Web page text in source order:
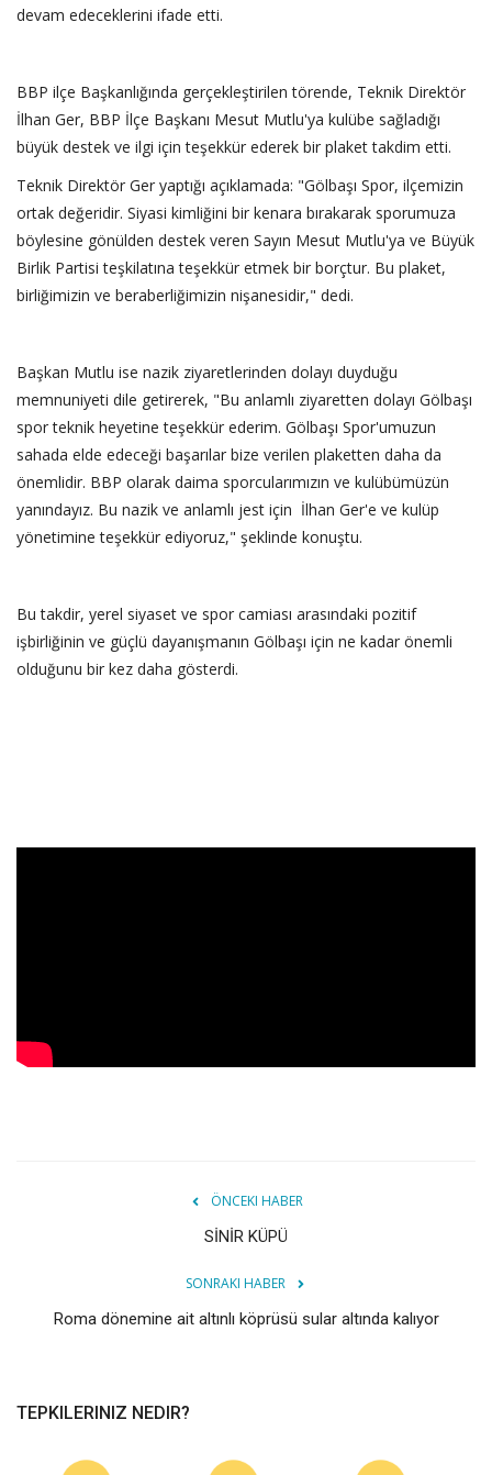
devam edeceklerini ifade etti.
‎​BBP ilçe Başkanlığında gerçekleştirilen törende, Teknik Direktör
İlhan Ger, BBP İlçe Başkanı Mesut Mutlu'ya kulübe sağladığı
büyük destek ve ilgi için teşekkür ederek bir plaket takdim etti.
‎​Teknik Direktör Ger yaptığı açıklamada: "Gölbaşı Spor, ilçemizin
ortak değeridir. Siyasi kimliğini bir kenara bırakarak sporumuza
böylesine gönülden destek veren Sayın Mesut Mutlu'ya ve Büyük
Birlik Partisi teşkilatına teşekkür etmek bir borçtur. Bu plaket,
birliğimizin ve beraberliğimizin nişanesidir," dedi.
‎​Başkan Mutlu ise nazik ziyaretlerinden dolayı duyduğu
memnuniyeti dile getirerek, "Bu anlamlı ziyaretten dolayı Gölbaşı
spor teknik heyetine teşekkür ederim. Gölbaşı Spor'umuzun
sahada elde edeceği başarılar bize verilen plaketten daha da
önemlidir. BBP olarak daima sporcularımızın ve kulübümüzün
yanındayız. Bu nazik ve anlamlı jest için İlhan Ger'e ve kulüp
yönetimine teşekkür ediyoruz," şeklinde konuştu.
‎​Bu takdir, yerel siyaset ve spor camiası arasındaki pozitif
işbirliğinin ve güçlü dayanışmanın Gölbaşı için ne kadar önemli
olduğunu bir kez daha gösterdi.
ÖNCEKI HABER
SİNİR KÜPÜ
SONRAKI HABER
Roma dönemine ait altınlı köprüsü sular altında kalıyor
TEPKILERINIZ NEDIR?